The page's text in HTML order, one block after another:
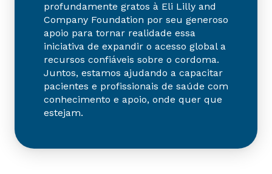
profundamente gratos à Eli Lilly and
Company Foundation por seu generoso
apoio para tornar realidade essa
iniciativa de expandir o acesso global a
recursos confiáveis sobre o cordoma.
Juntos, estamos ajudando a capacitar
pacientes e profissionais de saúde com
conhecimento e apoio, onde quer que
estejam.